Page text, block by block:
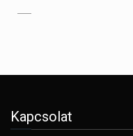
Kapcsolat